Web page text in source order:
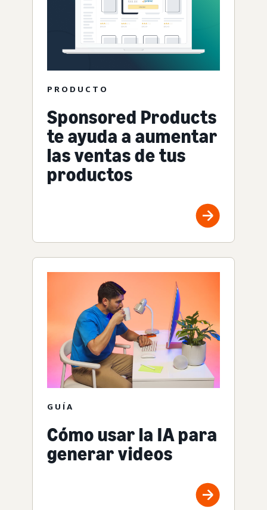
PRODUCTO
Sponsored Products
te ayuda a aumentar
las ventas de tus
productos
GUÍA
Cómo usar la IA para
generar videos